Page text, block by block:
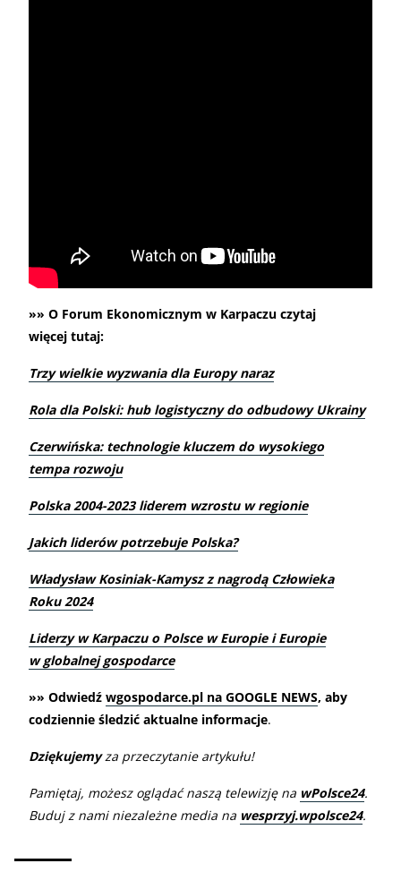
»» O Forum Ekonomicznym w Karpaczu czytaj
więcej tutaj:
Trzy wielkie wyzwania dla Europy naraz
Rola dla Polski: hub logistyczny do odbudowy Ukrainy
Czerwińska: technologie kluczem do wysokiego
tempa rozwoju
Polska 2004-2023 liderem wzrostu w regionie
Jakich liderów potrzebuje Polska?
Władysław Kosiniak-Kamysz z nagrodą Człowieka
Roku 2024
Liderzy w Karpaczu o Polsce w Europie i Europie
w globalnej gospodarce
»» Odwiedź wgospodarce.pl na GOOGLE NEWS, aby
codziennie śledzić aktualne informacje.
Dziękujemyza przeczytanie artykułu!
Pamiętaj, możesz oglądać naszą telewizję na wPolsce24.
Buduj z nami niezależne media na wesprzyj.wpolsce24.